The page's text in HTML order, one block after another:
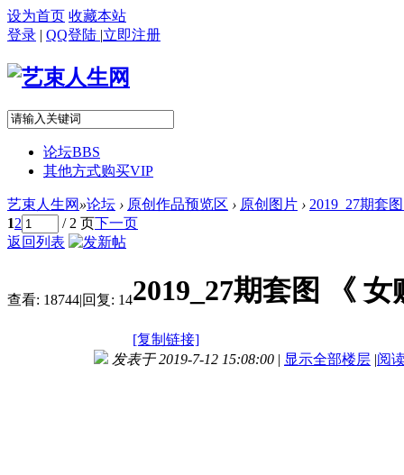
设为首页 收藏本站
登录 | QQ登陆 |立即注册
论坛BBS
其他方式购买VIP
艺束人生网 »论坛 › 原创作品预览区 › 原创图片 › 2019_27期套
12 / 2 页下一页
返回列表
查看: 18744|回复: 142019_27期套图 《
[复制链接]
发表于 2019-7-12 15:08:00 | 显示全部楼层 |阅